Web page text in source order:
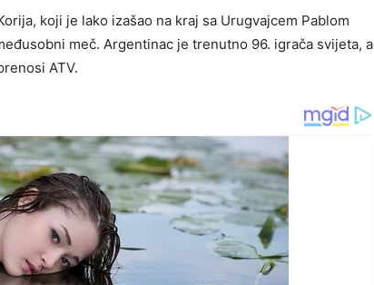
koji je lako izašao na kraj sa Urugvajcem Pablom
meč. Argentinac je trenutno 96. igrača svijeta, a
ATV.